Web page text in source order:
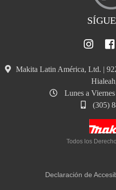
Makita Latin América, Ltd. |
Lunes a
(305)
Todos los
Declaración de